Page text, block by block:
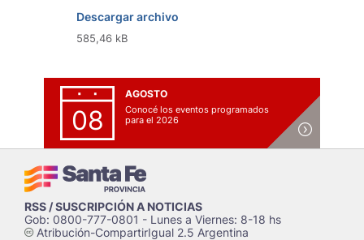
Descargar archivo
585,46 kB
08
AGOSTO
Conocé los eventos programados
para el 2026
RSS / SUSCRIPCIÓN A NOTICIAS
Gob: 0800-777-0801 - Lunes a Viernes: 8-18 hs
cAtribución-CompartirIgual 2.5 Argentina